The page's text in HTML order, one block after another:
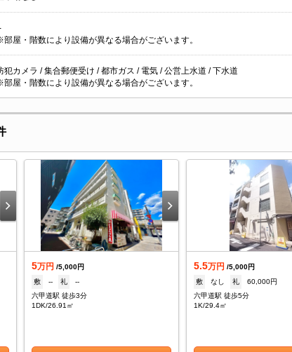
部屋・階数により設備が異なる場合がございます。
犯カメラ / 集合郵便受け / 都市ガス / 電気 / 公営上水道 / 下水道
部屋・階数により設備が異なる場合がございます。
5万円 /5,000円
敷
-- 礼
--
六甲道駅 徒歩3分
1DK/26.91㎡
5.5万円 /5,000円
敷
なし 礼
60,000円
六甲道駅 徒歩5分
1K/29.4㎡